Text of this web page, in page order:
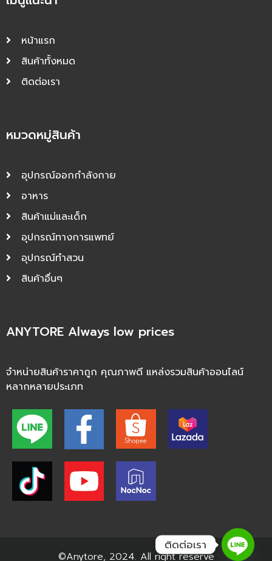
หน้าแรก
สินค้าทั้งหมด
ติดต่อเรา
หมวดหมู่สินค้า
อุปกรณ์ออกกำลังกาย
อาหาร
สินค้าแม่และเด็ก
อุปกรณ์ทางการแพทย์
อุปกรณ์ทำสวน
สินค้าอื่นๆ
ANYTORE Always low prices
จำหน่ายสินค้าราคาถูก คุณภาพดี แหล่งรวมสินค้าออนไลน์
หลากหลายประเภท
©Anytore, 2024. All right reserve
ติดต่อเรา